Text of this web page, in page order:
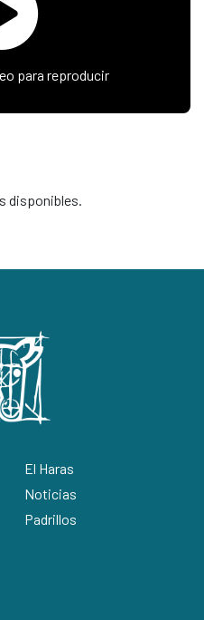
para reproducir
disponibles.
El Haras
Noticias
Padrillos